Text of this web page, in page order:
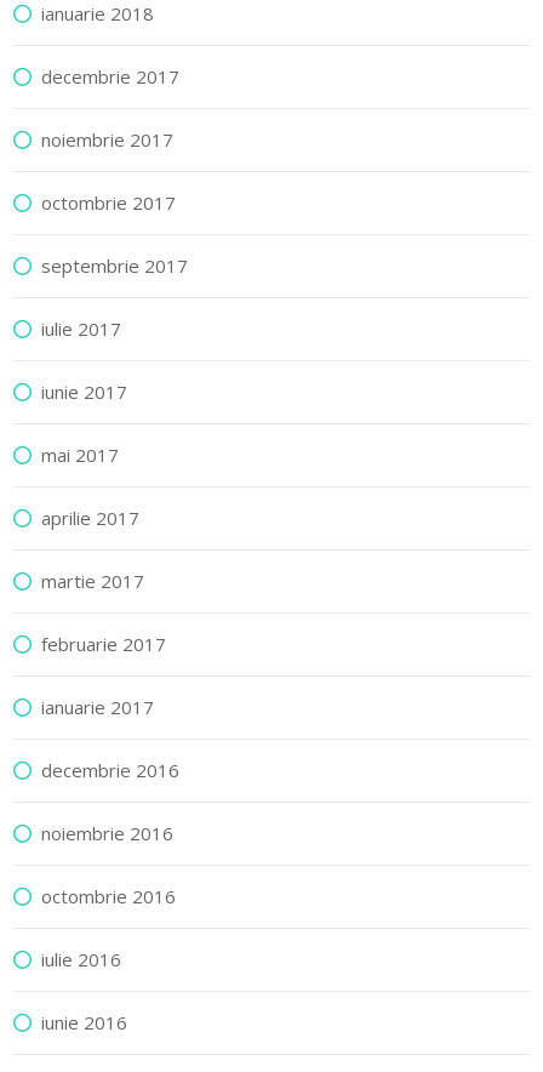
ianuarie 2018
decembrie 2017
noiembrie 2017
octombrie 2017
septembrie 2017
iulie 2017
iunie 2017
mai 2017
aprilie 2017
martie 2017
februarie 2017
ianuarie 2017
decembrie 2016
noiembrie 2016
octombrie 2016
iulie 2016
iunie 2016